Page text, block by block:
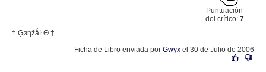
Puntuación
del crítico: 7
† ĢøηžǻĿΘ †
Ficha de Libro enviada por Gwyx el 30 de Julio de 2006